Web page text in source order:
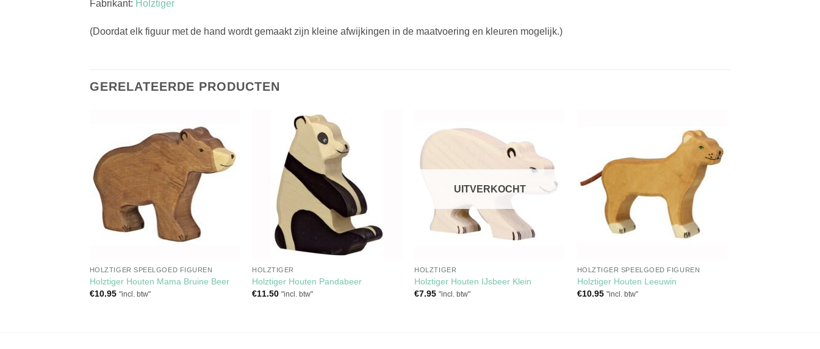
Fabrikant: Holztiger
(Doordat elk figuur met de hand wordt gemaakt zijn kleine afwijkingen in de maatvoering en kleuren mogelijk.)
GERELATEERDE PRODUCTEN
Toevoegen
aan
verlanglijst
HOLZTIGER SPEELGOED FIGUREN
Holztiger Houten Mama Bruine Beer
€10.95 "incl. btw"
HOLZTIGER
Holztiger Houten Pandabeer
€11.50 "incl. btw"
Toevoegen
aan
verlanglijst
UITVERKOCHT
HOLZTIGER
Holztiger Houten IJsbeer Klein
€7.95 "incl. btw"
Toevoegen
aan
verlanglijst
HOLZTIGER SPEELGOED FIGUREN
Holztiger Houten Leeuwin
€10.95 "incl. btw"